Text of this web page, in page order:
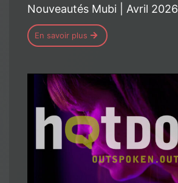
Nouveautés Mubi | Avril 2026
En savoir plus